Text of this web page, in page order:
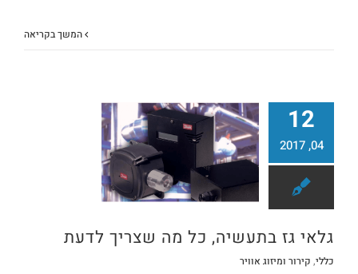
המשך בקריאה
12
04, 2017
גלאי גז בתעשיה, כל מה שצריך לדעת
כללי, קירור ומיזוג אוויר